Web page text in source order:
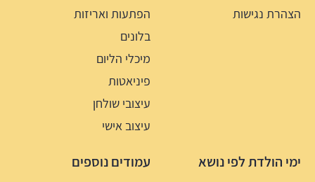
הצהרת נגישות
הפתעות ואריזות
בלונים
מיכלי הליום
פיניאטות
עיצובי שולחן
עיצוב אישי
ימי הולדת לפי נושא עמודים נוספים